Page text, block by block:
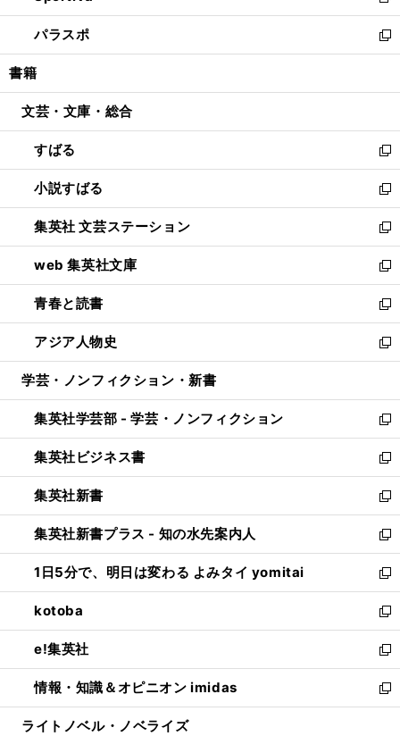
ウ
で
開
ン
ド
ウ
開
ウ
ィ
ン
ウ
開
く
し
い
ウ
ン
ウ
で
開
く
パラスポ
新
し
ウ
ン
ド
ウ
で
開
く
書籍
文芸・文庫・総合
すばる
新
し
い
ウ
ィ
ン
ド
ウ
で
開
く
小説すばる
新
し
い
ウ
ィ
ン
ド
ウ
で
開
集英社 文芸ステーション
新
し
い
ウ
ィ
ン
ド
ウ
開
く
web 集英社文庫
新
し
い
ウ
ィ
ン
ウ
で
開
く
青春と読書
新
し
い
ウ
ン
ド
ウ
で
開
く
アジア人物史
新
し
ウ
ィ
ン
ド
ウ
で
開
く
学芸・ノンフィクション・新書
集英社学芸部 - 学芸・ノンフィクション
新
し
い
ウ
ィ
ン
ド
ウ
で
開
く
集英社ビジネス書
新
し
い
ウ
ィ
ン
ド
ウ
で
開
く
集英社新書
新
し
い
ウ
ィ
ン
ド
ウ
で
開
く
集英社新書プラス - 知の水先案内人
新
し
い
ウ
ィ
ン
ド
ウ
で
開
1日5分で、明日は変わる よみタイ yomitai
新
し
い
ウ
ィ
ン
ド
ウ
kotoba
新
し
い
ウ
ィ
ン
e!集英社
新
し
い
ウ
情報・知識＆オピニオン imidas
新
し
ライトノベル・ノベライズ